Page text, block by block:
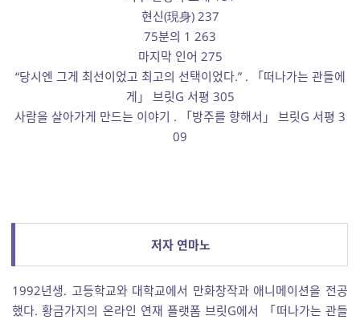
현신(現身) 237
75분의 1 263
마지막 인어 275
“당시엔 그게 최선이었고 최고의 선택이었다.” . 「떠나가는 관들에
게」 브릿G 서평 305
사람을 살아가게 만드는 이야기 . 「방주를 향해서」 브릿G 서평 3
09
저자 연마노
1992년생. 고등학교와 대학교에서 만화창작과 애니메이션을 전공
했다. 황금가지의 온라인 연재 플랫폼 브릿G에서 「떠나가는 관들